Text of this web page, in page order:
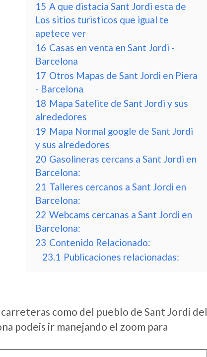
15 A que distacia Sant Jordi esta de
Los sitios turisticos que igual te
apetece ver
16 Casas en venta en Sant Jordi -
Barcelona
17 Otros Mapas de Sant Jordi en Piera
- Barcelona
18 Mapa Satelite de Sant Jordi y sus
alrededores
19 Mapa Normal google de Sant Jordi
y sus alrededores
20 Gasolineras cercans a Sant Jordi en
Barcelona:
21 Talleres cercanos a Sant Jordi en
Barcelona:
22 Webcams cercanas a Sant Jordi en
Barcelona:
23 Contenido Relacionado:
23.1 Publicaciones relacionadas:
como del pueblo de Sant Jordi del
podeis ir manejando el zoom para